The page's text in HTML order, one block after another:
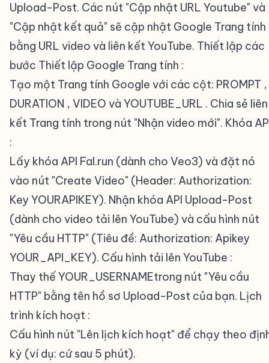
Upload-Post. Các nút "Cập nhật URL Youtube" và
"Cập nhật kết quả" sẽ cập nhật Google Trang tính
bằng URL video và liên kết YouTube. Thiết lập các
bước Thiết lập Google Trang tính :
Tạo một Trang tính Google với các cột: PROMPT ,
DURATION , VIDEO và YOUTUBE_URL . Chia sẻ liên
kết Trang tính trong nút "Nhận video mới". Khóa
:
Lấy khóa API Fal.run (dành cho Veo3) và đặt nó
vào nút "Create Video" (Header: Authorization:
Key YOURAPIKEY). Nhận khóa API Upload-Post
(dành cho video tải lên YouTube) và cấu hình nút
"Yêu cầu HTTP" (Tiêu đề: Authorization: Apikey
YOUR_API_KEY). Cấu hình tải lên YouTube :
Thay thế YOUR_USERNAMEtrong nút "Yêu cầu
HTTP" bằng tên hồ sơ Upload-Post của bạn. Lịch
trình kích hoạt :
Cấu hình nút "Lên lịch kích hoạt" để chạy theo
kỳ (ví dụ: cứ sau 5 phút).